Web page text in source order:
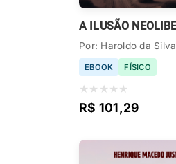
Por: Haroldo da Silva
EBOOK FÍSICO
★ ★ ★ ★ ★
R$ 101,29